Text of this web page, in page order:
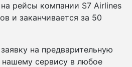
рейсы компании S7 Airlines
и заканчивается за 50
на предварительную
сервису в любое